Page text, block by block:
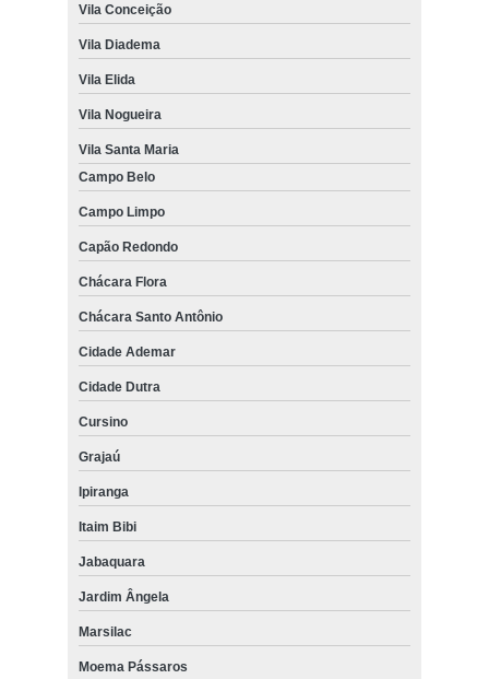
Vila Conceição
Vila Diadema
Vila Elida
Vila Nogueira
Vila Santa Maria
Campo Belo
Campo Limpo
Capão Redondo
Chácara Flora
Chácara Santo Antônio
Cidade Ademar
Cidade Dutra
Cursino
Grajaú
Ipiranga
Itaim Bibi
Jabaquara
Jardim Ângela
Marsilac
Moema Pássaros